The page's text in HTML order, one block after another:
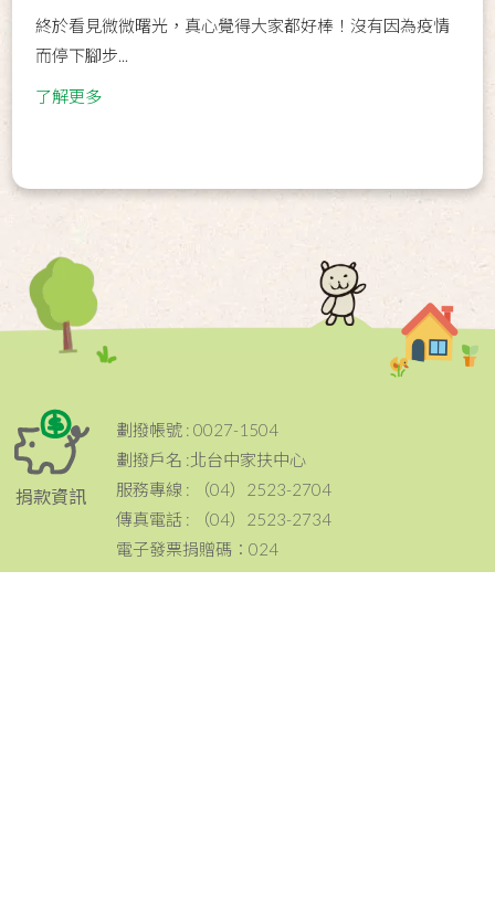
終於看見微微曙光，真心覺得大家都好棒！沒有因為疫情
而停下腳步...
了解更多
捐款資訊
劃撥帳號 : 0027-1504
劃撥戶名 :北台中家扶中心
服務專線 : （04）2523-2704
傳真電話 : （04）2523-2734
電子發票捐贈碼：024